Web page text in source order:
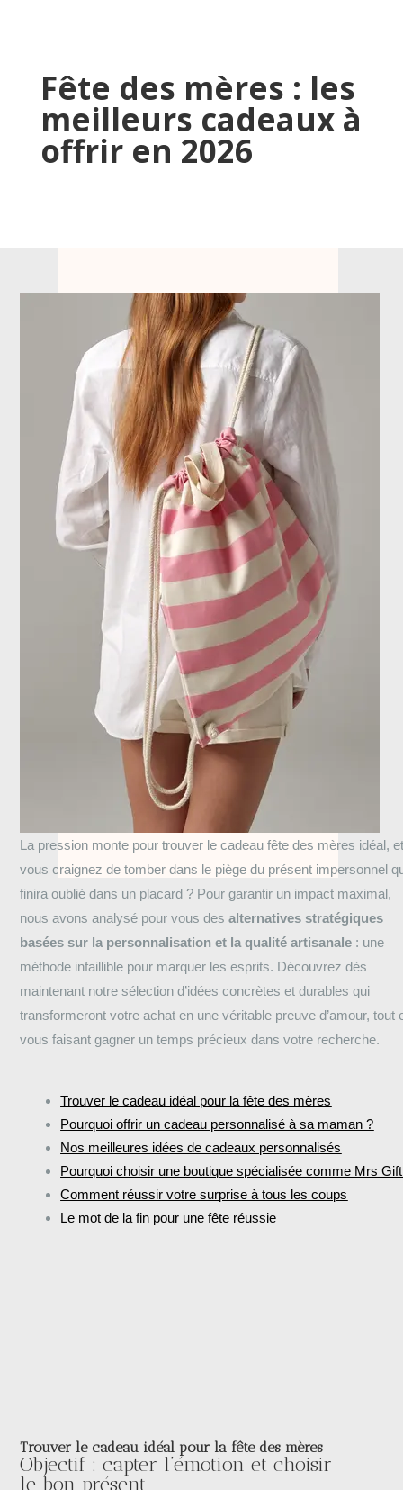
Fête des mères : les
meilleurs cadeaux à
offrir en 2026
La pression monte pour trouver le cadeau fête des mères idéal,
vous craignez de tomber dans le piège du présent impersonnel
finira oublié dans un placard ? Pour garantir un impact maximal,
nous avons analysé pour vous desalternatives stratégiques
basées sur la personnalisation et la qualité artisanale : une
méthode infaillible pour marquer les esprits. Découvrez dès
maintenant notre sélection d’idées concrètes et durables qui
transformeront votre achat en une véritable preuve d’amour, tout
vous faisant gagner un temps précieux dans votre recherche.
Trouver le cadeau idéal pour la fête des mères
Pourquoi offrir un cadeau personnalisé à sa maman ?
Nos meilleures idées de cadeaux personnalisés
Pourquoi choisir une boutique spécialisée comme Mrs
Comment réussir votre surprise à tous les coups
Le mot de la fin pour une fête réussie
Trouver le cadeau idéal pour la fête des mères
Objectif : capter l’émotion et choisir
le bon présent